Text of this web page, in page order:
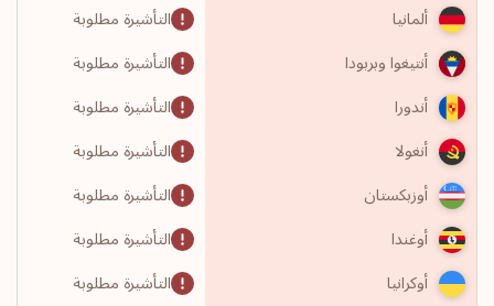
ألمانيا
التأشيرة مطلوبة
أنتيغوا وبربودا
التأشيرة مطلوبة
أندورا
التأشيرة مطلوبة
أنغولا
التأشيرة مطلوبة
أوزبكستان
التأشيرة مطلوبة
أوغندا
التأشيرة مطلوبة
أوكرانيا
التأشيرة مطلوبة